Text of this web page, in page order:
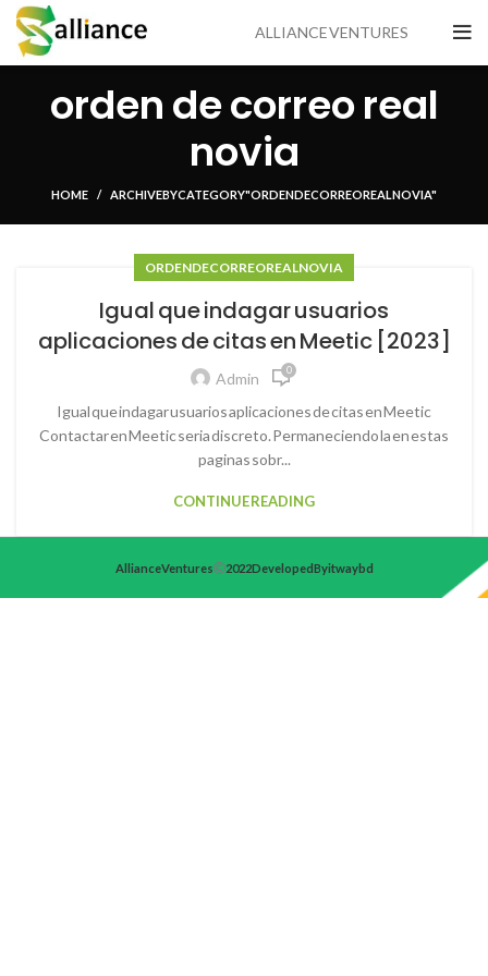
ALLIANCE VENTURES
orden de correo real
novia
HOME ARCHIVE BY CATEGORY "ORDEN DE CORREO REAL NOVIA"
ORDEN DE CORREO REAL NOVIA
Igual que indagar usuarios
aplicaciones de citas en Meetic [2023]
Admin 0
Igual que indagar usuarios aplicaciones de citas en Meetic
Contactar en Meetic seria discreto. Permaneciendo la en estas
paginas sobr...
CONTINUE READING
Alliance Ventures 2022 Developed By itwaybd